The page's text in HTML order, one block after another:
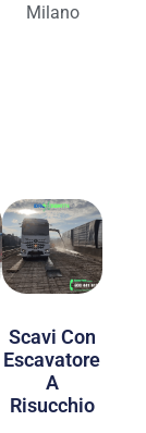
Milano
Scavi Con
Escavatore
A
Risucchio